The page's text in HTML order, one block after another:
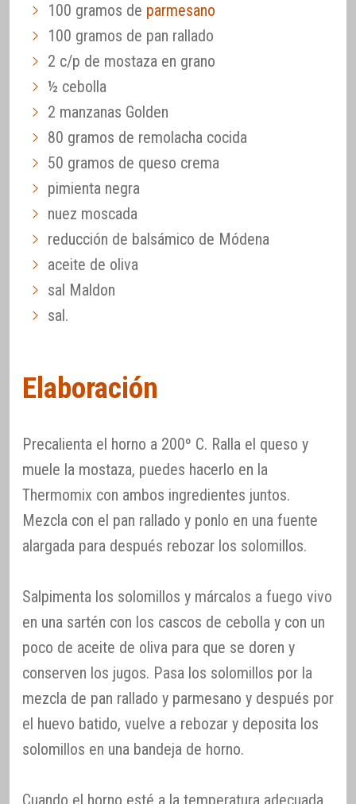
100 gramos de parmesano
100 gramos de pan rallado
2 c/p de mostaza en grano
½ cebolla
2 manzanas Golden
80 gramos de remolacha cocida
50 gramos de queso crema
pimienta negra
nuez moscada
reducción de balsámico de Módena
aceite de oliva
sal Maldon
sal.
Elaboración
Precalienta el horno a 200º C. Ralla el queso y
muele la mostaza, puedes hacerlo en la
Thermomix con ambos ingredientes juntos.
Mezcla con el pan rallado y ponlo en una fuente
alargada para después rebozar los solomillos.
Salpimenta los solomillos y márcalos a fuego vivo
en una sartén con los cascos de cebolla y con un
poco de aceite de oliva para que se doren y
conserven los jugos. Pasa los solomillos por la
mezcla de pan rallado y parmesano y después por
el huevo batido, vuelve a rebozar y deposita los
solomillos en una bandeja de horno.